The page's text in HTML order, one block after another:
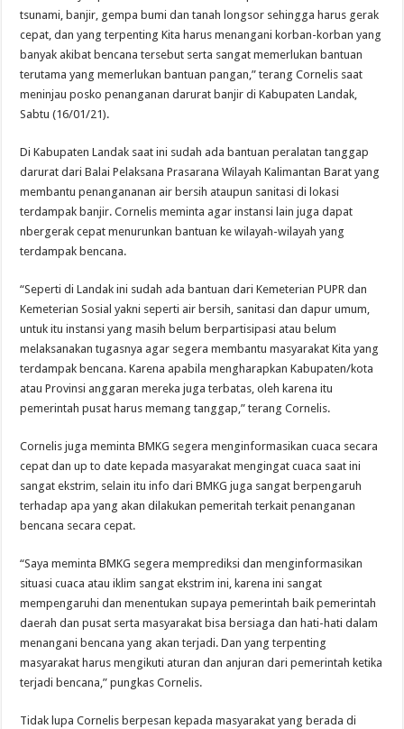
tsunami, banjir, gempa bumi dan tanah longsor sehingga harus gerak
cepat, dan yang terpenting Kita harus menangani korban-korban yang
banyak akibat bencana tersebut serta sangat memerlukan bantuan
terutama yang memerlukan bantuan pangan,” terang Cornelis saat
meninjau posko penanganan darurat banjir di Kabupaten Landak,
Sabtu (16/01/21).
Di Kabupaten Landak saat ini sudah ada bantuan peralatan tanggap
darurat dari Balai Pelaksana Prasarana Wilayah Kalimantan Barat yang
membantu penangananan air bersih ataupun sanitasi di lokasi
terdampak banjir. Cornelis meminta agar instansi lain juga dapat
nbergerak cepat menurunkan bantuan ke wilayah-wilayah yang
terdampak bencana.
“Seperti di Landak ini sudah ada bantuan dari Kemeterian PUPR dan
Kemeterian Sosial yakni seperti air bersih, sanitasi dan dapur umum,
untuk itu instansi yang masih belum berpartisipasi atau belum
melaksanakan tugasnya agar segera membantu masyarakat Kita yang
terdampak bencana. Karena apabila mengharapkan Kabupaten/kota
atau Provinsi anggaran mereka juga terbatas, oleh karena itu
pemerintah pusat harus memang tanggap,” terang Cornelis.
Cornelis juga meminta BMKG segera menginformasikan cuaca secara
cepat dan up to date kepada masyarakat mengingat cuaca saat ini
sangat ekstrim, selain itu info dari BMKG juga sangat berpengaruh
terhadap apa yang akan dilakukan pemeritah terkait penanganan
bencana secara cepat.
“Saya meminta BMKG segera memprediksi dan menginformasikan
situasi cuaca atau iklim sangat ekstrim ini, karena ini sangat
mempengaruhi dan menentukan supaya pemerintah baik pemerintah
daerah dan pusat serta masyarakat bisa bersiaga dan hati-hati dalam
menangani bencana yang akan terjadi. Dan yang terpenting
masyarakat harus mengikuti aturan dan anjuran dari pemerintah ketika
terjadi bencana,” pungkas Cornelis.
Tidak lupa Cornelis berpesan kepada masyarakat yang berada di